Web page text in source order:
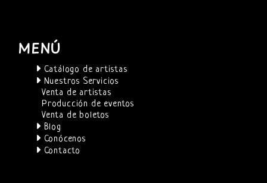
MENÚ
Catálogo de artistas
Nuestros Servicios
Venta de artistas
Producción de eventos
Venta de boletos
Blog
Conócenos
Contacto